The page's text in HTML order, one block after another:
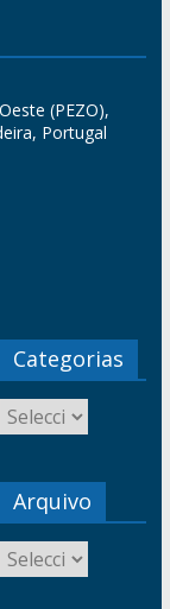
(PEZO),
Portugal
Categorias
Arquivo